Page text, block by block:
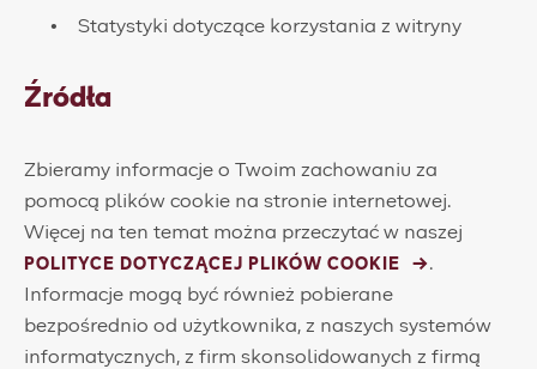
Statystyki dotyczące korzystania z witryny
Źródła
Zbieramy informacje o Twoim zachowaniu za
pomocą plików cookie na stronie internetowej.
Więcej na ten temat można przeczytać w naszej
POLITYCE DOTYCZĄCEJ PLIKÓW COOKIE
.
Informacje mogą być również pobierane
bezpośrednio od użytkownika, z naszych systemów
informatycznych, z firm skonsolidowanych z firmą